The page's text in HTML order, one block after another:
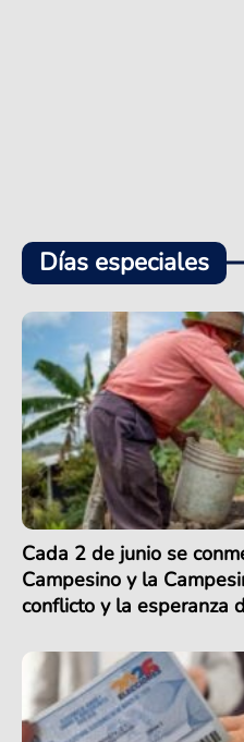
Días especiales
Cada 2 de junio se
Campesino y la
conflicto y la esperanza